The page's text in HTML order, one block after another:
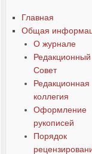
Статья 4-06
Главная
Общая
О журнале
Редакционный
Совет
Редакционная
коллегия
Оформление
рукописей
Порядок